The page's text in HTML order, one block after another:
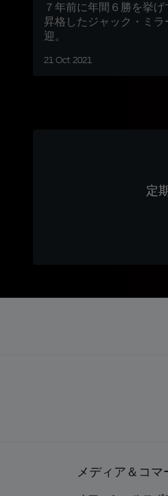
７年前に年間６勝を挙
昇格したジャック・ミ
迎。
21 Oct 2021
定
メディア＆コマ